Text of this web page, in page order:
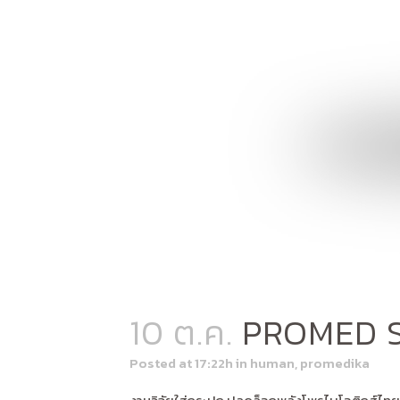
10 ต.ค. PROMED
Posted at 17:22hin human,promedika